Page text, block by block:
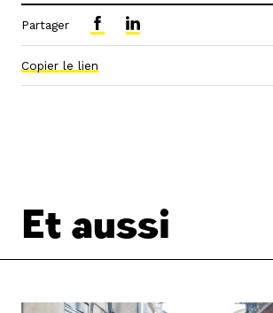
Partager
Copier le lien
Et aussi